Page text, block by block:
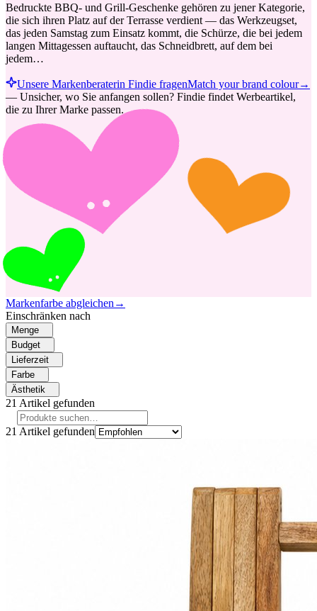
Bedruckte BBQ- und Grill-Geschenke gehören zu jener Kategorie,
die sich ihren Platz auf der Terrasse verdient — das Werkzeugset,
das jeden Samstag zum Einsatz kommt, die Schürze, die bei jedem
langen Mittagessen auftaucht, das Schneidbrett, auf dem bei
jedem…
Unsere Markenberaterin Findie fragenMatch your brand colour→
— Unsicher, wo Sie anfangen sollen? Findie findet Werbeartikel,
die zu Ihrer Marke passen.
Markenfarbe abgleichen →
Einschränken nach
Menge
Budget
Lieferzeit
Farbe
Ästhetik
21 Artikel gefunden
21 Artikel gefunden